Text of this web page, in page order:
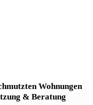
Wohnungen
& Beratung